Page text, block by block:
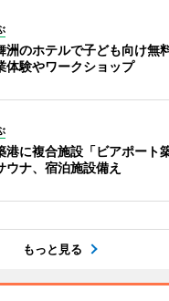
洲のホテルで子ども向け無
験やワークショップ
港に複合施設「ビアポー
ウナ、宿泊施設備え
もっと見る